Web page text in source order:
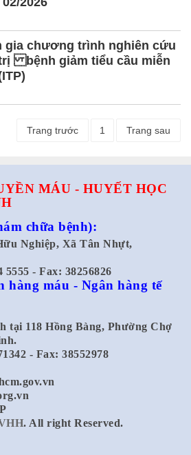
gia chương trình nghiên cứu
bệnh giảm tiểu cầu miễn
Trang trước 1 Trang sau
MÁU - HUYẾT HỌC
chữa bệnh):
Nghiệp, Xã Tân Nhựt,
- Fax: 38256826
hàng máu - Ngân hàng tế
tại 118 Hồng Bàng, Phường Chợ
- Fax: 38552978
. All right Reserved.